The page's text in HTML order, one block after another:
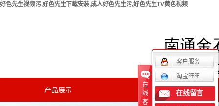
好色先生视频污,好色先生下载安装,成人好色先生污,好色先生TV黄色视频
产品展示 新闻中心
在
线
客
客户服务
淘宝旺旺
在线留言